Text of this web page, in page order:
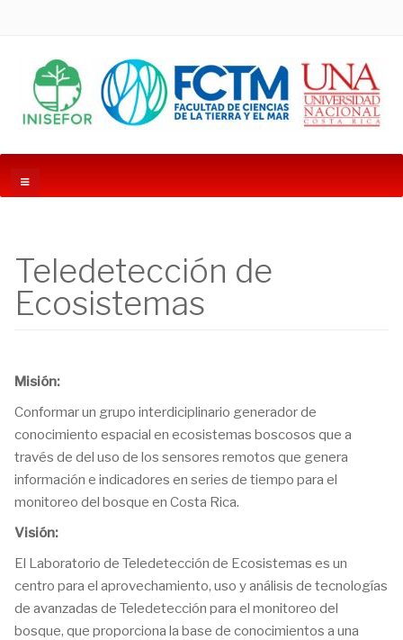
Teledetección de
Ecosistemas
Misión:
Conformar un grupo interdiciplinario generador de
conocimiento espacial en ecosistemas boscosos que a
través de del uso de los sensores remotos que genera
información e indicadores en series de tiempo para el
monitoreo del bosque en Costa Rica.
Visión:
El Laboratorio de Teledetección de Ecosistemas es un
centro para el aprovechamiento, uso y análisis de tecnologías
de avanzadas de Teledetección para el monitoreo del
bosque, que proporciona la base de conocimientos a una